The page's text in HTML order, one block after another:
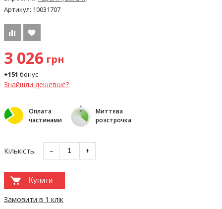
Артикул: 10031707
3 026 грн
+151 бонус
Знайшли дешевше?
Оплата
частинами
Миттєва
розстрочка
Кількість: − +
Купити
Замовити в 1 клік